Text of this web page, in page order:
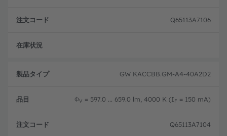
Q65113A7106
GW KACCBB.GM-A4-40A2D2
ΦV = 597.0 ... 659.0 lm, 4000 K (IF = 150 mA)
Q65113A7104